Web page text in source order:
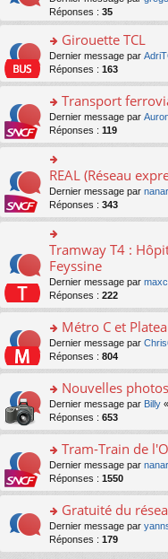
e
nt
pl
u
ré
c
e
nt
o
n
le
pl
u
s
ré
c
e
nt
a
g
e
n
o
le
pl
u
s
ré
c
e
nt
le
m
s
s
a
g
e
n
o
le
pl
u
s
ré
c
e
nt
n
s
ult
er
le
s
s
a
g
e
n
o
n
pl
u
s
ré
c
e
Réponses : 35
o
n
s
ult
er
le
m
e
s
s
a
g
e
n
o
n
lu
le
pl
u
s
ré
c
Girouette TCL
Dernier message par
Réponses : 163
o
n
s
ult
er
le
m
e
s
s
g
e
n
lu
le
pl
u
s
ré
c
Transport
Dernier message par
Réponses : 119
o
n
s
er
le
m
e
s
s
a
g
e
n
o
n
lu
le
pl
u
ré
c
e
nt
REAL (Réseau
Dernier message par nanar
Réponses : 343
o
n
ult
er
le
m
e
s
s
a
g
e
n
o
n
lu
le
pl
s
ré
c
Tramway T4 :
Feyssine
Dernier message par
Réponses : 222
o
n
s
ult
er
le
m
e
s
s
a
g
n
o
n
Métro C et
Dernier message par
Réponses : 804
o
n
s
ult
er
le
m
e
s
s
a
g
Nouvelles
Dernier message par Billy «
Réponses : 653
o
n
s
ult
er
le
m
Tram-Train de
Dernier message par nanar
Réponses : 1550
o
n
s
Gratuité du
Dernier message par
Réponses : 179